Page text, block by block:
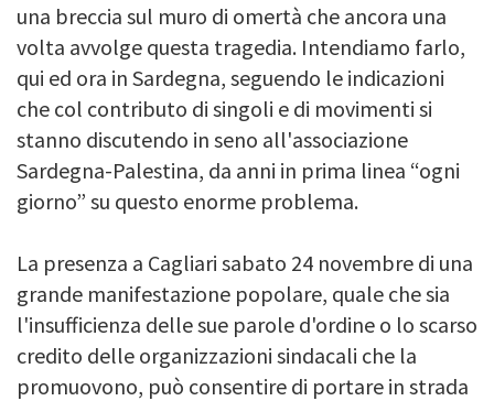
una breccia sul muro di omertà che ancora una
volta avvolge questa tragedia. Intendiamo farlo,
qui ed ora in Sardegna, seguendo le indicazioni
che col contributo di singoli e di movimenti si
stanno discutendo in seno all'associazione
Sardegna-Palestina, da anni in prima linea “ogni
giorno” su questo enorme problema.
La presenza a Cagliari sabato 24 novembre di una
grande manifestazione popolare, quale che sia
l'insufficienza delle sue parole d'ordine o lo scarso
credito delle organizzazioni sindacali che la
promuovono, può consentire di portare in strada